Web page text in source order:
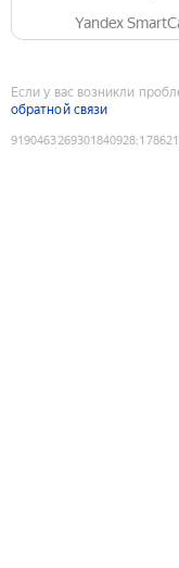
Yandex
Если у вас возникли
обратной связи
9190463269301840928: